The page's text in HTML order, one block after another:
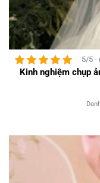
5/5 -
Kinh nghiệm chụp